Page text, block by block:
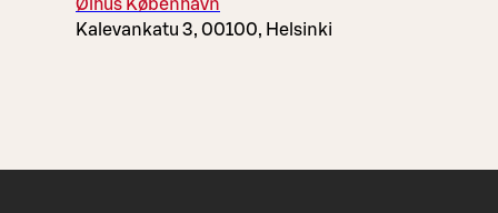
Ølhus København
Kalevankatu 3, 00100, Helsinki